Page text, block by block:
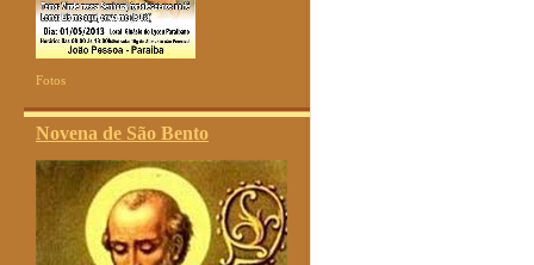
Fotos
Novena de São Bento